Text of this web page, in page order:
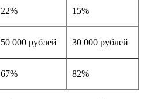
22% 15%
50 000 рублей 30 000 рублей
67% 82%